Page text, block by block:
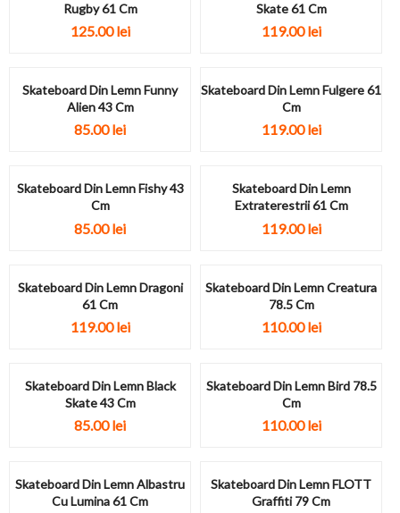
Rugby 61 Cm
125.00lei
Skate 61 Cm
119.00lei
Skateboard Din Lemn Funny
Alien 43 Cm
85.00lei
Skateboard Din Lemn Fulgere 61
Cm
119.00lei
Skateboard Din Lemn Fishy 43
Cm
85.00lei
Skateboard Din Lemn
Extraterestrii 61 Cm
119.00lei
Skateboard Din Lemn Dragoni
61 Cm
119.00lei
Skateboard Din Lemn Creatura
78.5 Cm
110.00lei
Skateboard Din Lemn Black
Skate 43 Cm
85.00lei
Skateboard Din Lemn Bird 78.5
Cm
110.00lei
Skateboard Din Lemn Albastru
Cu Lumina 61 Cm
Skateboard Din Lemn FLOTT
Graffiti 79 Cm